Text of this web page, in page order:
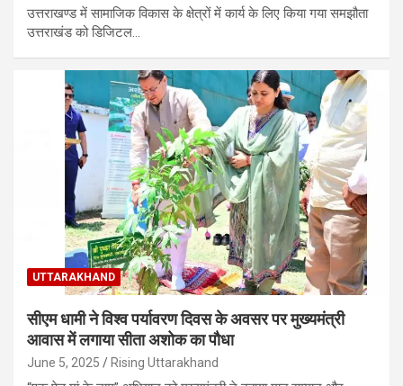
उत्तराखण्ड में सामाजिक विकास के क्षेत्रों में कार्य के लिए किया गया समझौता
उत्तराखंड को डिजिटल…
UTTARAKHAND
सीएम धामी ने विश्व पर्यावरण दिवस के अवसर पर मुख्यमंत्री
आवास में लगाया सीता अशोक का पौधा
June 5, 2025 Rising Uttarakhand